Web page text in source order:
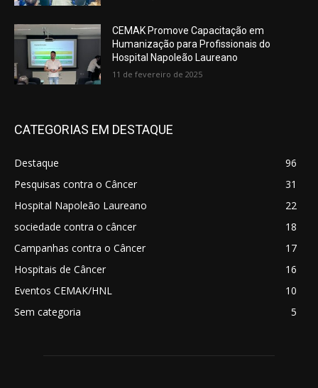
CEMAK Promove Capacitação em
Humanização para Profissionais do
Hospital Napoleão Laureano
11 de fevereiro de 2025
CATEGORIAS EM DESTAQUE
Destaque
96
Pesquisas contra o Câncer
31
Hospital Napoleão Laureano
22
sociedade contra o câncer
18
Campanhas contra o Câncer
17
Hospitais de Câncer
16
Eventos CEMAK/HNL
10
Sem categoria
5